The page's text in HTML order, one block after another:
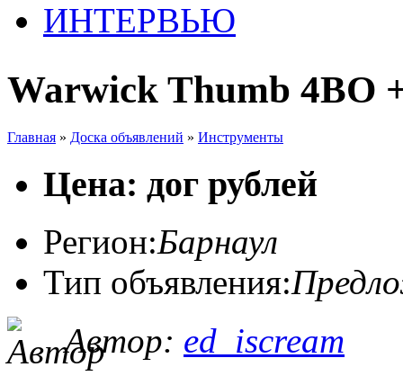
ИНТЕРВЬЮ
Warwick Thumb 4BO
Главная » Доска объявлений » Инструменты
Цена: дог рублей
Регион:Барнаул
Тип объявления:
Автор: ed_iscream